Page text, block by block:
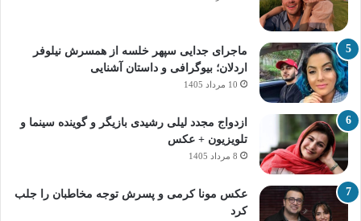
ماجرای جدایی سپهر خلسه از همسرش نیلوفر
اردلان؛ بیوگرافی و داستان آشنایی
10 مرداد 1405
ازدواج مجدد لیلی رشیدی بازیگر و گوینده سینما و
تلویزیون + عکس
8 مرداد 1405
عکس مونا کرمی و پسرش توجه مخاطبان را جلب
کرد